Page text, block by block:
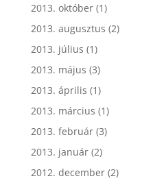
2013. október(1)
2013. augusztus (2)
2013. július (1)
2013. május (3)
2013. április (1)
2013. március (1)
2013. február(3)
2013. január(2)
2012. december(2)